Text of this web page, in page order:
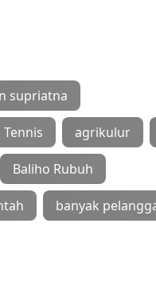
supriatna
agrikulur
Baliho Rubuh
banyak